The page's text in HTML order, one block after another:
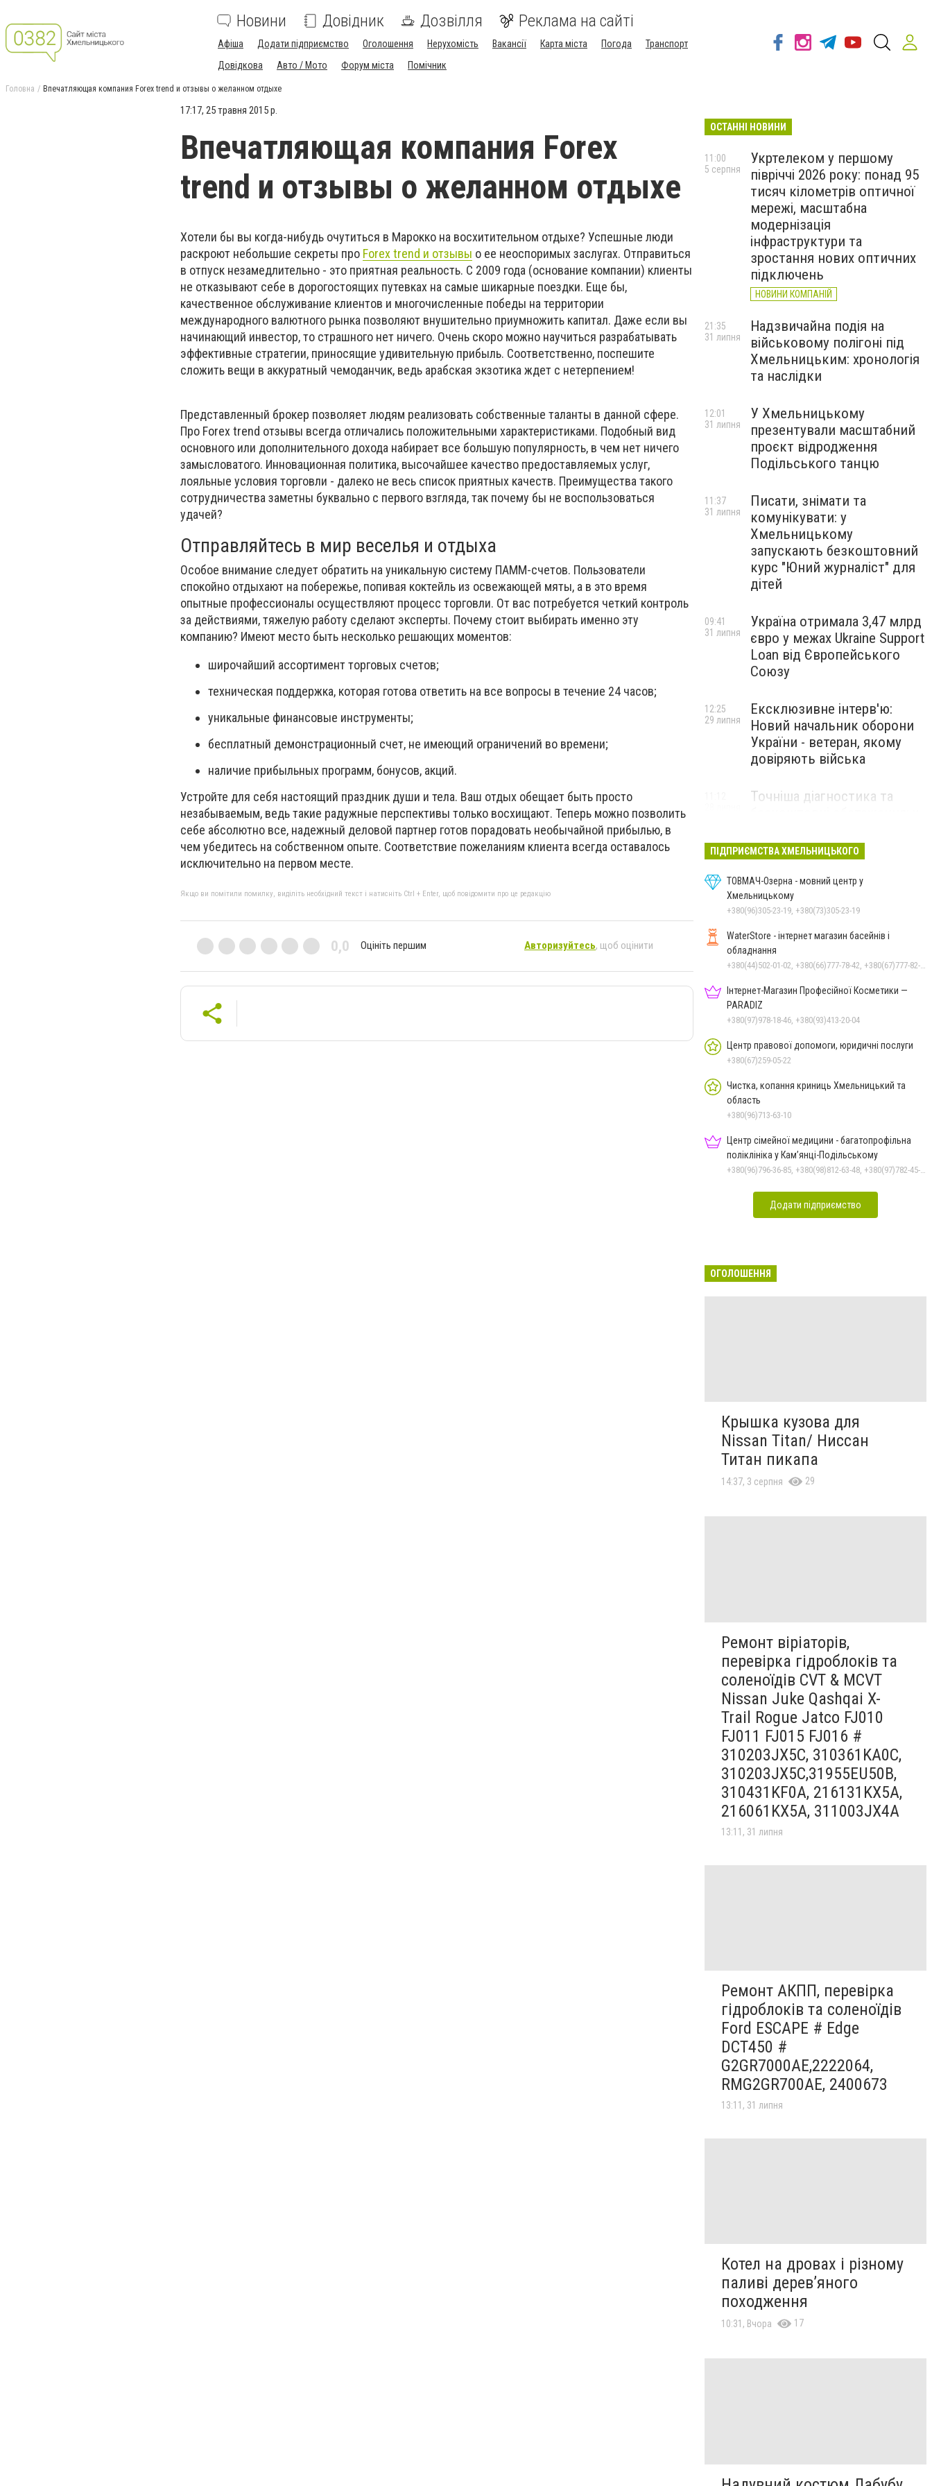
Новини Довідник Дозвілля Реклама на сайті
Афіша Додати підприємство Оголошення Нерухомість Вакансії Карта міста Погода
Транспорт
Довідкова
Авто / Мото Форум міста Помічник
Головна Впечатляющая компания Forex trend и отзывы о желанном отдыхе
17:17, 25 травня 2015 р.
Впечатляющая компания Forex
trend и отзывы о желанном отдыхе
Хотели бы вы когда-нибудь очутиться в Марокко на восхитительном отдыхе? Успешные люди
раскроют небольшие секреты про Forex trend и отзывы о ее неоспоримых заслугах. Отправиться
в отпуск незамедлительно - это приятная реальность. С 2009 года (основание компании) клиенты
не отказывают себе в дорогостоящих путевках на самые шикарные поездки. Еще бы,
качественное обслуживание клиентов и многочисленные победы на территории
международного валютного рынка позволяют внушительно приумножить капитал. Даже если вы
начинающий инвестор, то страшного нет ничего. Очень скоро можно научиться разрабатывать
эффективные стратегии, приносящие удивительную прибыль. Соответственно, поспешите
сложить вещи в аккуратный чемоданчик, ведь арабская экзотика ждет с нетерпением!
Представленный брокер позволяет людям реализовать собственные таланты в данной сфере.
Про Forex trend отзывы всегда отличались положительными характеристиками. Подобный вид
основного или дополнительного дохода набирает все большую популярность, в чем нет ничего
замысловатого. Инновационная политика, высочайшее качество предоставляемых услуг,
лояльные условия торговли - далеко не весь список приятных качеств. Преимущества такого
сотрудничества заметны буквально с первого взгляда, так почему бы не воспользоваться
удачей?
Отправляйтесь в мир веселья и отдыха
Особое внимание следует обратить на уникальную систему ПАММ-счетов. Пользователи
спокойно отдыхают на побережье, попивая коктейль из освежающей мяты, а в это время
опытные профессионалы осуществляют процесс торговли. От вас потребуется четкий контроль
за действиями, тяжелую работу сделают эксперты. Почему стоит выбирать именно эту
компанию? Имеют место быть несколько решающих моментов:
широчайший ассортимент торговых счетов;
техническая поддержка, которая готова ответить на все вопросы в течение 24 часов;
уникальные финансовые инструменты;
бесплатный демонстрационный счет, не имеющий ограничений во времени;
наличие прибыльных программ, бонусов, акций.
Устройте для себя настоящий праздник души и тела. Ваш отдых обещает быть просто
незабываемым, ведь такие радужные перспективы только восхищают. Теперь можно позволить
себе абсолютно все, надежный деловой партнер готов порадовать необычайной прибылью, в
чем убедитесь на собственном опыте. Соответствие пожеланиям клиента всегда оставалось
исключительно на первом месте.
Якщо ви помітили помилку, виділіть необхідний текст і натисніть Ctrl + Enter, щоб повідомити про це редакцію
0,0 Оцініть першим Авторизуйтесь, щоб оцінити
ОСТАННІ НОВИНИ
Укртелеком у першому
півріччі 2026 року: понад 95
тисяч кілометрів оптичної
мережі, масштабна
модернізація
інфраструктури та
зростання нових оптичних
підключень
НОВИНИ КОМПАНІЙ
11:00
5 серпня
Надзвичайна подія на
військовому полігоні під
Хмельницьким: хронологія
та наслідки
21:35
31 липня
У Хмельницькому
презентували масштабний
проєкт відродження
Подільського танцю
12:01
31 липня
Писати, знімати та
комунікувати: у
Хмельницькому
запускають безкоштовний
курс "Юний журналіст" для
дітей
11:37
31 липня
Україна отримала 3,47 млрд
євро у межах Ukraine Support
Loan від Європейського
Союзу
09:41
31 липня
Ексклюзивне інтерв'ю:
Новий начальник оборони
України - ветеран, якому
довіряють війська
12:25
29 липня
Точніша діагностика та
протипухлинному центрі
запрацював новий
томограф
Паперовий флот замість
Чорноморського: як реальні
втрати Росії перетворилися
на дитячу аплікацію
27 липня
ПІДПРИЄМСТВА ХМЕЛЬНИЦЬКОГО
ТОВМАЧ-Озерна - мовний центр у
Хмельницькому
+380(96)305-23-19, +380(73)305-23-19
WaterStore - інтернет магазин басейнів і
обладнання
+380(44)502-01-02, +380(66)777-78-42, +380(67)777-82-19, +380(67)890-80-80, +380(73)890-80-80, +380(44)502-01-03
Інтернет-Магазин Професійної Косметики —
PARADIZ
+380(97)978-18-46, +380(93)413-20-04
Центр правової допомоги, юридичні послуги
+380(67)259-05-22
Чистка, копання криниць Хмельницький та
область
+380(96)713-63-10
Центр сімейної медицини - багатопрофільна
поліклініка у Кам’янці-Подільському
+380(96)796-36-85, +380(98)812-63-48, +380(97)782-45-70
Додати підприємство
ОГОЛОШЕННЯ
Крышка кузова для
Nissan Titan/ Ниссан
Титан пикапа
14:37, 3 серпня 29
Ремонт віріаторів,
перевірка гідроблоків та
соленоїдів CVT & MCVT
Nissan Juke Qashqai X-
Trail Rogue Jatco FJ010
FJ011 FJ015 FJ016 #
310203JX5C, 310361KA0C,
310203JX5C,31955EU50B,
310431KF0A, 216131KX5A,
216061KX5A, 311003JX4A
13:11, 31 липня
Ремонт АКПП, перевірка
гідроблоків та соленоїдів
Ford ESCAPE # Edge
DCT450 #
G2GR7000AE,2222064,
RMG2GR700AE, 2400673
13:11, 31 липня
Котел на дровах і різному
паливі дерев’яного
походження
10:31, Вчора 17